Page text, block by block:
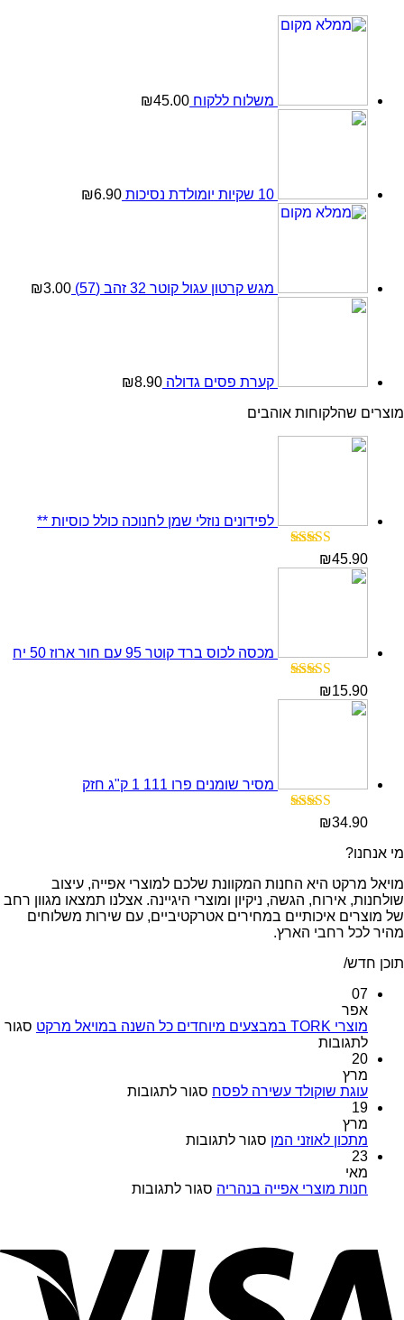
משלוח ללקוח ₪45.00
10 שקיות יומולדת נסיכות ₪6.90
מגש קרטון עגול קוטר 32 זהב (57) ₪3.00
קערת פסים גדולה ₪8.90
מוצרים שהלקוחות אוהבים
לפידונים נוזלי שמן לחנוכה כולל כוסיות **
דורג5.00
מתוך 5
₪45.90
מכסה לכוס ברד קוטר 95 עם חור ארוז 50 יח
דורג5.00
מתוך 5
₪15.90
מסיר שומנים פרו 111 1 ק"ג חזק
דורג5.00
₪34.90
מי אנחנו?
מויאל מרקט היא החנות המקוונת שלכם למוצרי אפייה, עיצוב
שולחנות, אירוח, הגשה, ניקיון ומוצרי היגיינה. אצלנו תמצאו מגוון רחב
של מוצרים איכותיים במחירים אטרקטיביים, עם שירות משלוחים
מהיר לכל רחבי הארץ.
תוכן חדש/
07
אפר
מוצרי TORK במבצעים מיוחדים כל השנה במויאל מרקט
סגור
לתגובותעל
במבצעים
השנה
20
מרץ
עוגת שוקולד עשירה לפסח סגור לתגובותעל
19
מרץ
מתכון לאוזני המן סגור לתגובותעל
המן
23
מאי
חנות מוצרי אפייה בנהריה סגור לתגובותעל
בנהריה